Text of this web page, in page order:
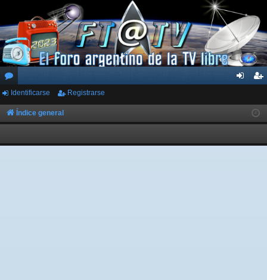
or
os
ar
ist
rs
Identificarse Registrarse
Índice general